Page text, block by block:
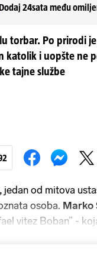
24sata među
torbar. Po prirodi
katolik i uopšte ne
tajne službe
jedan od mitova
osoba. Marko
vitez Boban” -